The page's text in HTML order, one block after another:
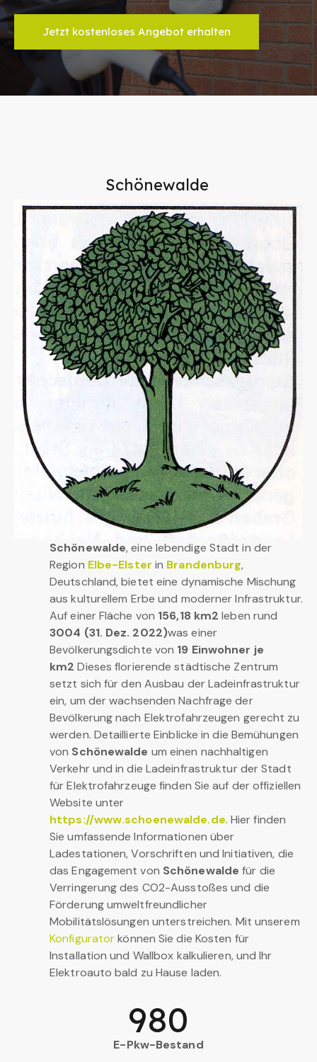
Jetzt kostenloses Angebot erhalten
Schönewalde
Schönewalde, eine lebendige Stadt in der
Region Elbe-Elster in Brandenburg,
Deutschland, bietet eine dynamische Mischung
aus kulturellem Erbe und moderner Infrastruktur.
Auf einer Fläche von 156,18 km2 leben rund
3004 (31. Dez. 2022)was einer
Bevölkerungsdichte von 19 Einwohner je
km2 Dieses florierende städtische Zentrum
setzt sich für den Ausbau der Ladeinfrastruktur
ein, um der wachsenden Nachfrage der
Bevölkerung nach Elektrofahrzeugen gerecht zu
werden. Detaillierte Einblicke in die Bemühungen
von Schönewalde um einen nachhaltigen
Verkehr und in die Ladeinfrastruktur der Stadt
für Elektrofahrzeuge finden Sie auf der offiziellen
Website unter
https://www.schoenewalde.de. Hier finden
Sie umfassende Informationen über
Ladestationen, Vorschriften und Initiativen, die
das Engagement von Schönewalde für die
Verringerung des CO2-Ausstoßes und die
Förderung umweltfreundlicher
Mobilitätslösungen unterstreichen. Mit unserem
Konfiguratorkönnen Sie die Kosten für
Installation und Wallbox kalkulieren, und Ihr
Elektroauto bald zu Hause laden.
E-Pkw-Bestand
980